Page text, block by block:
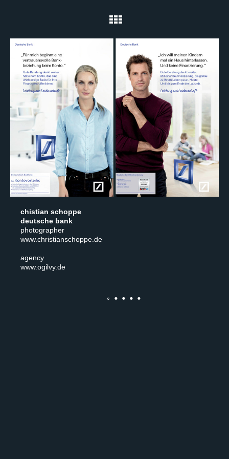
chistian schoppe
deutsche bank
photographer
www.christianschoppe.de
agency
www.ogilvy.de